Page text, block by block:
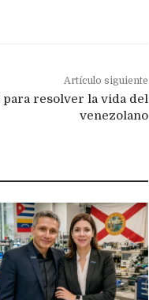
Artículo siguiente
para resolver la vida del
venezolano